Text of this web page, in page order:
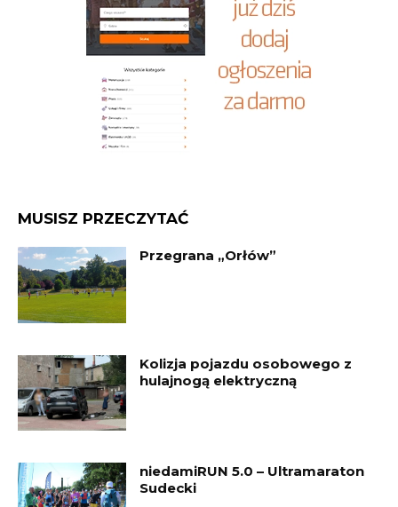
MUSISZ PRZECZYTAĆ
Przegrana „Orłów”
Kolizja pojazdu osobowego z
hulajnogą elektryczną
niedamiRUN 5.0 – Ultramaraton
Sudecki